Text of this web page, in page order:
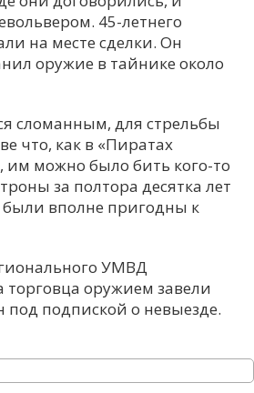
45-летнего
на месте сделки. Он
оружие в тайнике около
сломанным, для стрельбы
что, как в «Пиратах
им можно было бить кого-то
за полтора десятка лет
вполне пригодны к
УМВД
торговца оружием завели
под подпиской о невыезде.